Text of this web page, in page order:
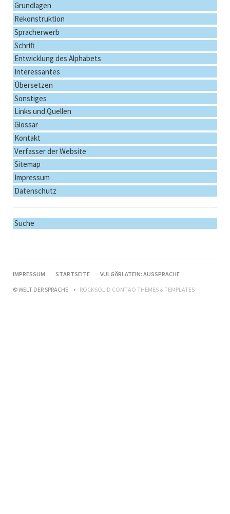
Grundlagen
Rekonstruktion
Spracherwerb
Schrift
Entwicklung des Alphabets
Interessantes
Übersetzen
Sonstiges
Links und Quellen
Glossar
Kontakt
Verfasser der Website
Sitemap
Impressum
Datenschutz
Suche
NAVIGATION
IMPRESSUM STARTSEITE
VULGÄRLATEIN: AUSSPRACHE
© WELT DER SPRACHE
ROCKSOLID CONTAO THEMES & TEMPLATES